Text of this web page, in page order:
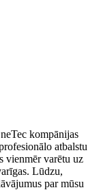
kompānijas
atbalstu
vienmēr varētu uz
Lūdzu,
par mūsu